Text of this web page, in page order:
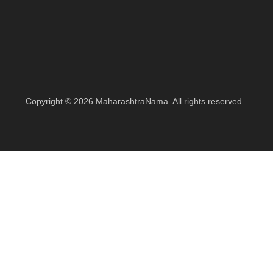
Copyright © 2026 MaharashtraNama. All rights reserved.